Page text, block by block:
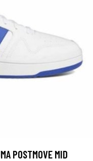
POSTMOVE MID